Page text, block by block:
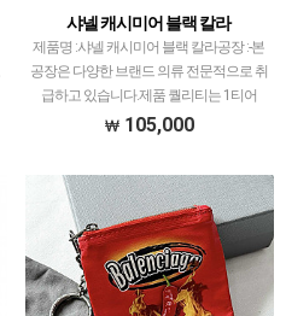
샤넬 캐시미어 블랙 칼라
제품명 :샤넬 캐시미어 블랙 칼라공장 :-본
공장은 다양한 브랜드 의류 전문적으로 취
급하고 있습니다.제품 퀄리티는 1티어
~1.5티어로서 개체차이 최소화는 좋으나
105,000